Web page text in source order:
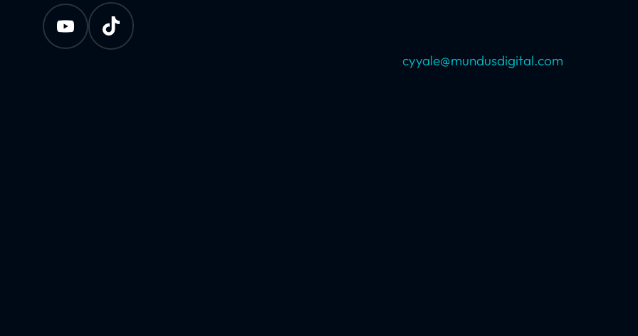
cyyale@mundusdigital.com